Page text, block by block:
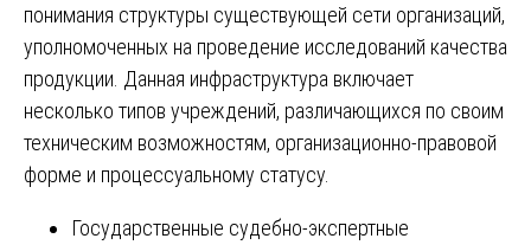
понимания структуры существующей сети организаций,
уполномоченных на проведение исследований качества
продукции. Данная инфраструктура включает
несколько типов учреждений, различающихся по своим
техническим возможностям, организационно-правовой
форме и процессуальному статусу.
Государственные судебно-экспертные